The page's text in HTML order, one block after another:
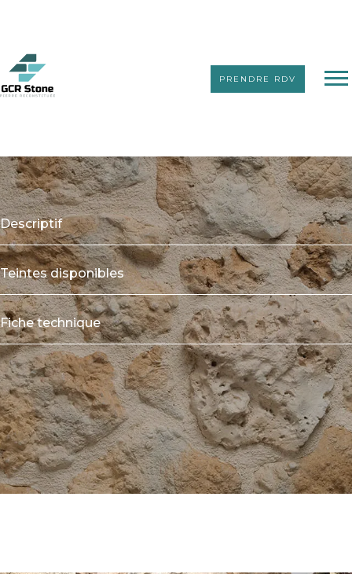
PRENDRE RDV
Descriptif
Teintes disponibles
Fiche technique